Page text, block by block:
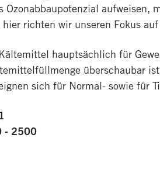
Ozonabbaupotenzial aufweisen,
hier richten wir unseren Fokus
hauptsächlich für
überschaubar
sich für Normal- sowie für
- 2500